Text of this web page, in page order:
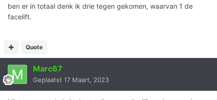
ben er in totaal denk ik drie tegen gekomen, waarvan 1 de
facelift.
Quote
Marc67
Geplaatst 17 Maart, 2023